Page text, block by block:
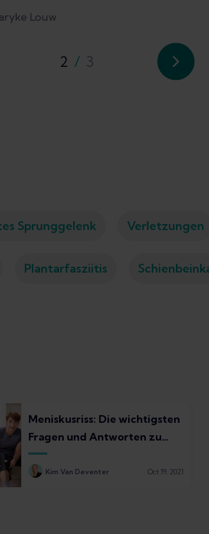
Louw
2 / 3
Sprunggelenk Verletzungen
Plantarfasziitis
Meniskusriss: Die wichtigsten
Fragen und Antworten zu
Schienen und Bandagen
Kim Van Deventer Oct 19, 2021